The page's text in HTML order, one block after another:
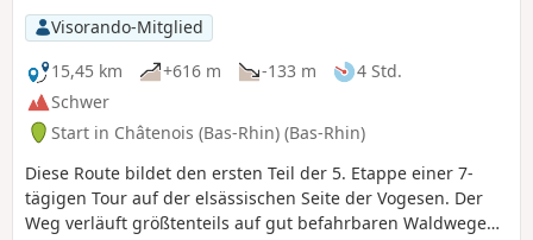
Visorando-Mitglied
15,45 km
+616 m -133 m
4 Std.
Schwer
Start in Châtenois (Bas-Rhin) (Bas-Rhin)
Diese Route bildet den ersten Teil der 5. Etappe einer 7-
tägigen Tour auf der elsässischen Seite der Vogesen. Der
Weg verläuft größtenteils auf gut befahrbaren Waldwegen.